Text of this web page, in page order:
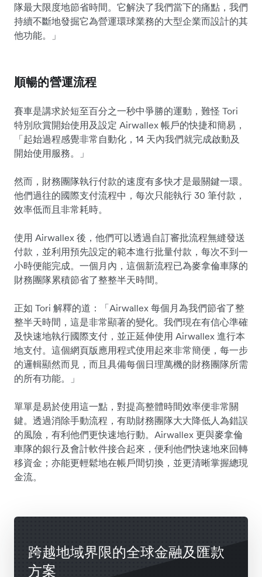
隊最大限度地節省時間。它解決了我們當下的痛點，我們
持續不斷地發掘它為營運環球業務的大型企業而設計的其
他功能。」
順暢的營運流程
賽車是講求於短至百分之一秒中爭勝的運動，難怪 Tori
特別欣賞開始使用及設定 Airwallex 帳戶的快捷和簡易，
「起始過程感覺非常自動化，14 天內我們就完成啟動及
開始使用服務。」
然而，財務團隊執行付款的速度有多快才是最關鍵一環。
他們過往的國際支付流程中，每次只能執行 30 筆付款，
效率低而且非常耗時。
使用 Airwallex 後，他們可以透過自訂審批流程無縫發送
付款，並利用預先設定的範本進行批量付款，每次不到一
小時便能完成。一個月內，這個新流程已為麥拿倫車隊的
財務團隊累積節省了整整半天時間。
正如 Tori 解釋的道：「Airwallex 每個月為我們節省了整
整半天時間，這是非常顯著的變化。我們現在有信心準確
及快速地執行國際支付，並正延伸使用 Airwallex 進行本
地支付。這個網頁版應用程式使用起來非常簡便，每一步
的邏輯顯然而見，而且具備每個日理萬機的財務團隊所需
的所有功能。」
單單是易於使用這一點，對提高整體時間效率便非常關
鍵。透過消除手動流程，有助財務團隊大大降低人為錯誤
的風險，有利他們更快速地行動。Airwallex 更與麥拿倫
車隊的銀行及會計軟件接合起來，便利他們快速地來回轉
移資金；亦能更輕鬆地在帳戶間切換，並更清晰掌握總現
金流。
跨越地域界限的全球金融及匯款
方案